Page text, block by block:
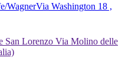
WagnerVia Washington 18 ,
San Lorenzo Via Molino delle